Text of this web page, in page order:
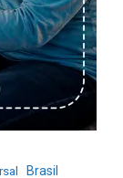
Brasil